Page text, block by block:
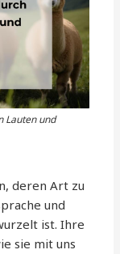
Lauten und
deren Art zu
und
ist. Ihre
sie mit uns